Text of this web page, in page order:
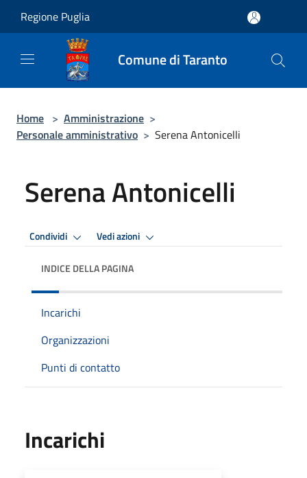
Regione Puglia
Comune di Taranto
Home > Amministrazione >
Personale amministrativo > Serena Antonicelli
Serena Antonicelli
Condividi Vedi azioni
INDICE DELLA PAGINA
Incarichi
Organizzazioni
Punti di contatto
Incarichi